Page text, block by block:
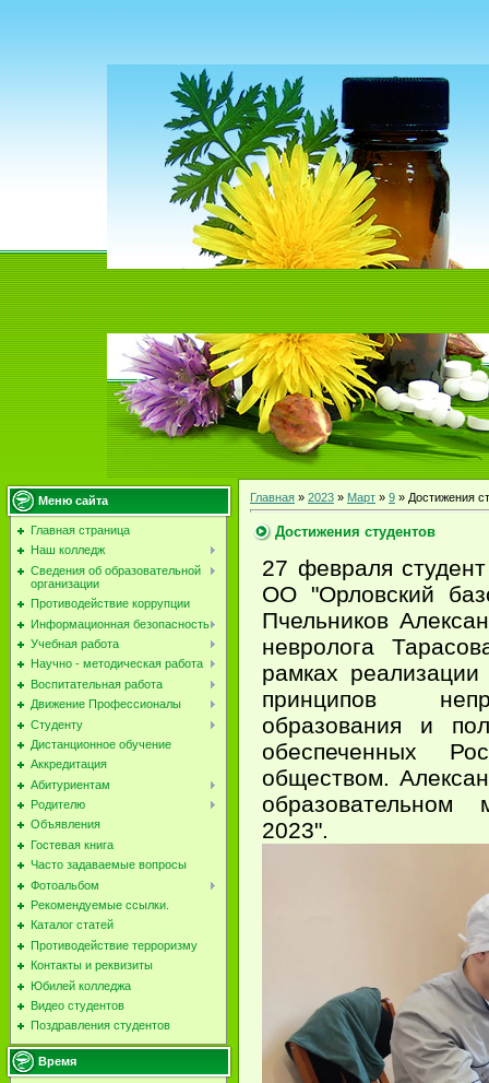
Меню сайта
Главная страница
Наш колледж
Сведения об образовательной
организации
Противодействие коррупции
Информационная безопасность
Учебная работа
Научно - методическая работа
Воспитательная работа
Движение Профессионалы
Студенту
Дистанционное обучение
Аккредитация
Абитуриентам
Родителю
Объявления
Гостевая книга
Часто задаваемые вопросы
Фотоальбом
Рекомендуемые ссылки.
Каталог статей
Противодействие терроризму
Контакты и реквизиты
Юбилей колледжа
Видео студентов
Поздравления студентов
Время
Главная » 2023 » Март » 9 » Достижения
Достижения студентов
27 февраля
ОО "Орловский
Пчельников
невролога
рамках
принципов
образования и
обеспеченных
обществом.
образовательном
2023".